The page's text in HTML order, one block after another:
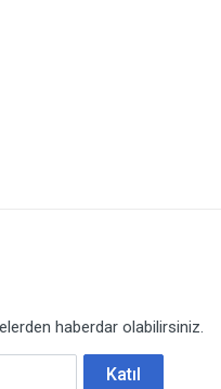
haberdar olabilirsiniz.
Katıl